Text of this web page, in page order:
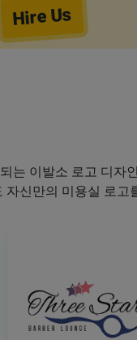
Hire Us
는 이발소 로고 디자
신만의 미용실 로고